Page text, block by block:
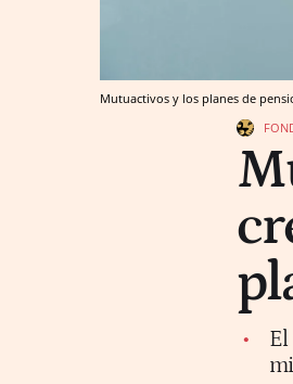
Mutuactivos y los planes de
El